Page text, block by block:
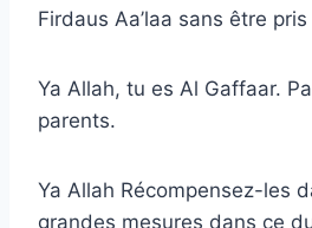
Firdaus Aa’laa sans être
Ya Allah, tu es Al Gaffaar.
parents.
Ya Allah Récompensez-les
grandes mesures dans ce